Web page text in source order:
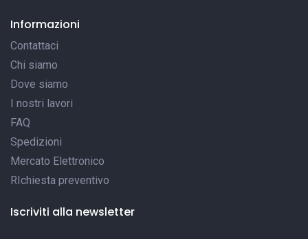
Informazioni
Contattaci
Chi siamo
Dove siamo
I nostri lavori
FAQ
Spedizioni
Mercato Elettronico
RIchiesta preventivo
Iscriviti alla newsletter